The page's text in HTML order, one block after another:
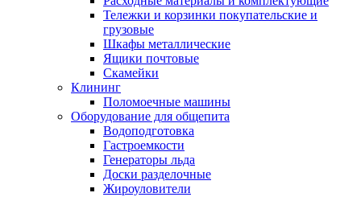
Тележки и корзинки покупательские и
грузовые
Шкафы металлические
Ящики почтовые
Скамейки
Клининг
Поломоечные машины
Оборудование для общепита
Водоподготовка
Гастроемкости
Генераторы льда
Доски разделочные
Жироуловители